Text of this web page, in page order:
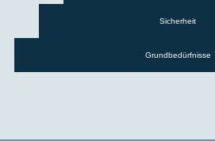
Sicherheit
Grundbedürfnisse